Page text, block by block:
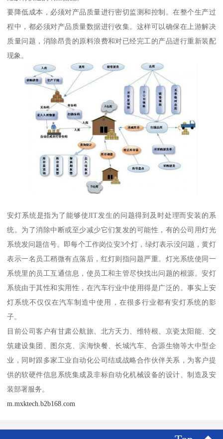
要降低成本，必须对产品质量进行密切监测和控制。在整个生产过
程中，都必须对产品质量数据进行收集。这样可以确保在上游解决
质量问题，消除昂贵的原料浪费和对已经完工的产品进行重新装配
现象。
安灯系统是指为了能够使JIT发生的问题得到及时处理而安装的系
统。为了消除中断或至少减少它们复发的可能性，有的公司用灯光
系统发问题信号。即每个工作岗位安3个灯，绿灯表示没问题，黄灯
表示一名员工稍微有点落后，红灯则指问题严重。灯光系统使同一
系统里的员工互通信息，使员工和主管尽快找出问题的根源。安灯
系统由于其性和实用性，在汽车行业中使用得是广泛的。事实上安
灯系统不仅仅在汽车制造中使用，在很多行业都有安灯系统的影
子。
目前公司客户有甘肃公航旅、北方天力、维特根、京瓷太阳能、交
筑建设集团、图尔克、滨海快餐、长城汽车、合源生物等大中型企
业，同时跟多家工业自动化公司结成战略合作伙伴关系，为客户提
供的软硬件信息系统集成及非标自动化机械设备的设计、制造及安
装部署服务。
m.mxktech.b2b168.com